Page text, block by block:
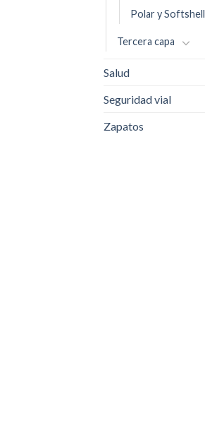
Polar y Softshell
Tercera capa
Salud
Seguridad vial
Zapatos